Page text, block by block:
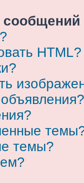
HTML?
темы?